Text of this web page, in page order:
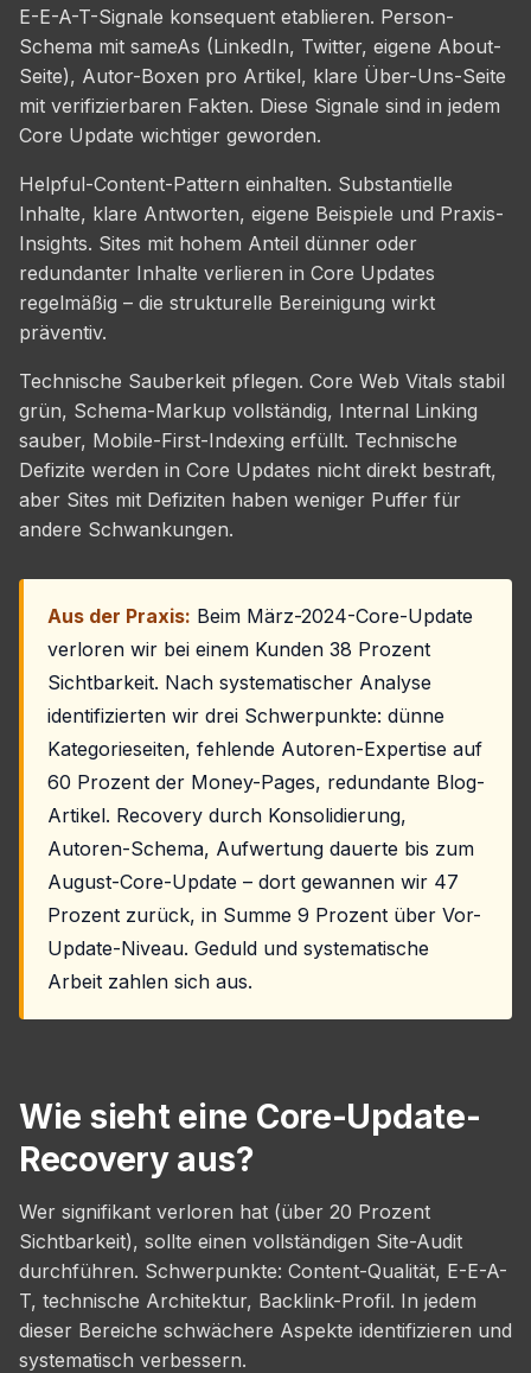
E-E-A-T-Signale konsequent etablieren. Person-
Schema mit sameAs (LinkedIn, Twitter, eigene About-
Seite), Autor-Boxen pro Artikel, klare Über-Uns-Seite
mit verifizierbaren Fakten. Diese Signale sind in jedem
Core Update wichtiger geworden.
Helpful-Content-Pattern einhalten. Substantielle
Inhalte, klare Antworten, eigene Beispiele und Praxis-
Insights. Sites mit hohem Anteil dünner oder
redundanter Inhalte verlieren in Core Updates
regelmäßig – die strukturelle Bereinigung wirkt
präventiv.
Technische Sauberkeit pflegen. Core Web Vitals stabil
grün, Schema-Markup vollständig, Internal Linking
sauber, Mobile-First-Indexing erfüllt. Technische
Defizite werden in Core Updates nicht direkt bestraft,
aber Sites mit Defiziten haben weniger Puffer für
andere Schwankungen.
Aus der Praxis: Beim März-2024-Core-Update
verloren wir bei einem Kunden 38 Prozent
Sichtbarkeit. Nach systematischer Analyse
identifizierten wir drei Schwerpunkte: dünne
Kategorieseiten, fehlende Autoren-Expertise auf
60 Prozent der Money-Pages, redundante Blog-
Artikel. Recovery durch Konsolidierung,
Autoren-Schema, Aufwertung dauerte bis zum
August-Core-Update – dort gewannen wir 47
Prozent zurück, in Summe 9 Prozent über Vor-
Update-Niveau. Geduld und systematische
Arbeit zahlen sich aus.
Wie sieht eine Core-Update-
Recovery aus?
Wer signifikant verloren hat (über 20 Prozent
Sichtbarkeit), sollte einen vollständigen Site-Audit
durchführen. Schwerpunkte: Content-Qualität, E-E-A-
T, technische Architektur, Backlink-Profil. In jedem
dieser Bereiche schwächere Aspekte identifizieren und
systematisch verbessern.